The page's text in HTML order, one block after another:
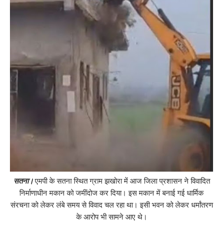
सतना।एमपी के सतना स्थित ग्राम झखोरा में आज जिला प्रशासन ने विवादित
निर्माणाधीन मकान को जमींदोज कर दिया। इस मकान में बनाई गई धार्मिक
संरचना को लेकर लंबे समय से विवाद चल रहा था। इसी भवन को लेकर धर्मांतरण
के आरोप भी सामने आए थे।